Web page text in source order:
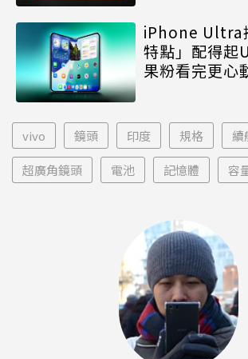
iPhone Ultra
特點」配得起
果粉看完更心
vivo 鏡頭 印度 規格 續
超廣角鏡頭 電池 記憶體 容